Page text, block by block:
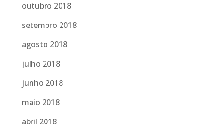
outubro 2018
setembro 2018
agosto 2018
julho 2018
junho 2018
maio 2018
abril 2018